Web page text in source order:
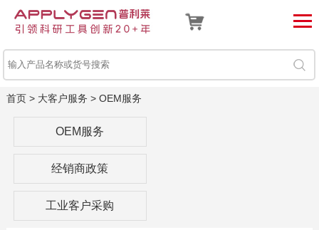
首页> 大客户服务 > OEM服务
OEM服务
经销商政策
工业客户采购